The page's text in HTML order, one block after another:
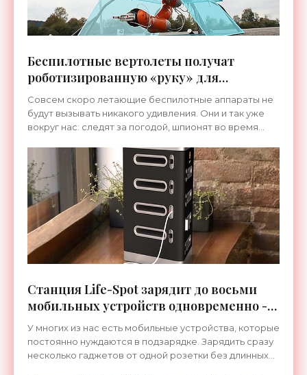
Беспилотные вертолеты получат
роботизированную «руку» для
выполнения сверхсложных заданий -
«Дистанционное управление»
Совсем скоро летающие беспилотные аппараты не
будут вызывать никакого удивления. Они и так уже
вокруг нас: следят за погодой, шпионят во время
Станция Life-Spot зарядит до восьми
мобильных устройств одновременно -
«Гаджеты»
У многих из нас есть мобильные устройства, которые
постоянно нуждаются в подзарядке. Зарядить сразу
несколько гаджетов от одной розетки без длинных